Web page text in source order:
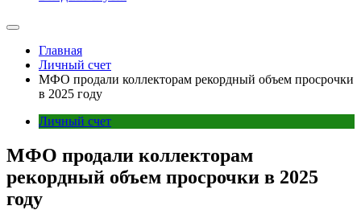
Главная
Личный счет
МФО продали коллекторам рекордный объем просрочки
в 2025 году
Личный счет
МФО продали коллекторам
рекордный объем просрочки в 2025
году